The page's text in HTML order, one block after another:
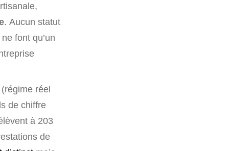
. Aucun statut
font qu’un
réel
de chiffre
à 203
de